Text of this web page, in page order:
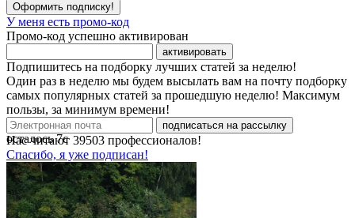
Оформить подписку!
У меня есть промо-код
Промо-код успешно активирован
активировать
Подпишитесь на подборку лучших статей за неделю!
Один раз в неделю мы будем высылать вам на почту подборку
самых популярных статей за прошедшую неделю! Максимум
пользы, за минимум времени!
подписаться на рассылку
Нас читают 39503 профессионалов!
Спасибо, я уже подписан!
осталось7с